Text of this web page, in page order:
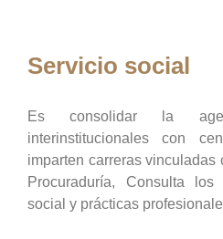
Servicio social
Es consolidar la
interinstitucionales con
imparten carreras
Procuraduría, Consulta
social y prácticas